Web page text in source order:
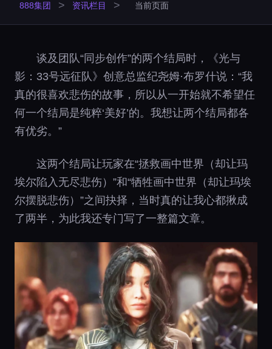
888集团 > 资讯栏目 > 当前页面
谈及团队“同步创作”的两个结局时，《光与
影：33号远征队》创意总监纪尧姆·布罗什说：“我
真的很喜欢悲伤的故事，所以从一开始就不希望任
何一个结局是纯粹‘美好’的。我想让两个结局都各
有优劣。”
这两个结局让玩家在“拯救画中世界（却让玛
埃尔陷入无尽悲伤）”和“牺牲画中世界（却让玛埃
尔摆脱悲伤）”之间抉择，当时真的让我心都揪成
了两半，为此我还专门写了一整篇文章。